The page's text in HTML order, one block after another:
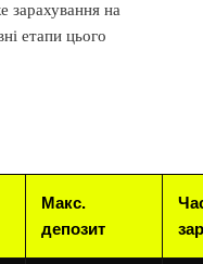
зарахування на
етапи цього
Макс.
депозит